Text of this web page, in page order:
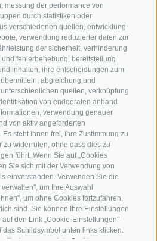
messung der performance von
durch statistiken oder
verschiedenen quellen, entwicklung
verwendung reduzierter daten zur
der sicherheit, verhinderung
fehlerbehebung, bereitstellung
inhalten, ihre entscheidungen zum
abgleichung und
quellen, verknüpfung
von endgeräten anhand
verwendung genauer
von aktiv angeforderten
steht Ihnen frei, Ihre Zustimmung zu
widerrufen, ohne dass dies zu
führt. Wenn Sie auf „Cookies
Sie sich mit der Verwendung von
einverstanden. Verwenden Sie die
um Ihre Auswahl
um ohne Cookies fortzufahren,
sind. Sie können Ihre Einstellungen
den Link „Cookie-Einstellungen"
Schildsymbol unten links klicken.
Brixen